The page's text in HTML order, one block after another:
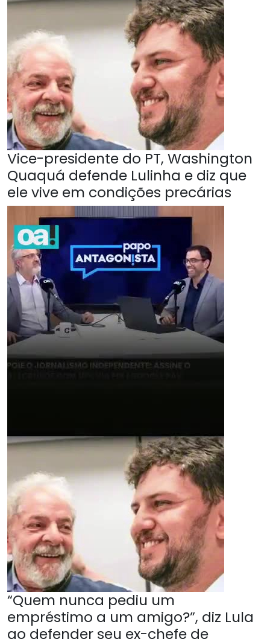
Vice-presidente do PT, Washington
Quaquá defende Lulinha e diz que
ele vive em condições precárias
“Quem nunca pediu um
empréstimo a um amigo?”, diz Lula
ao defender seu ex-chefe de